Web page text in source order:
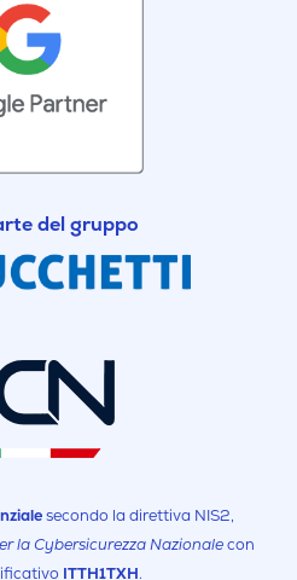
del gruppo
secondo la direttiva NIS2,
la Cybersicurezza Nazionalecon
ITTH1TXH.